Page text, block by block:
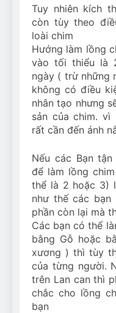
Tuy nhiên kích
còn tùy theo
loài chim
Hướng làm lồng
vào tối thiểu là
ngày ( trừ những
không có điều
nhân tạo nhưng
sản của chim. vì
rất cần đến ánh
Nếu các Bạn
để làm lồng
thể là 2 hoặc 3)
như thế các
phần còn lại mà
Các bạn có thể
bằng Gỗ hoặc
xương ) thì tùy
của từng người.
trên Lan can thì
chắc cho lồng
bạn